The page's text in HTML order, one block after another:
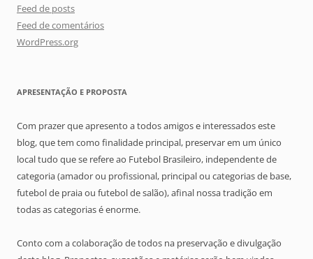
Feed de posts
Feed de comentários
WordPress.org
APRESENTAÇÃO E PROPOSTA
Com prazer que apresento a todos amigos e interessados este
blog, que tem como finalidade principal, preservar em um único
local tudo que se refere ao Futebol Brasileiro, independente de
categoria (amador ou profissional, principal ou categorias de base,
futebol de praia ou futebol de salão), afinal nossa tradição em
todas as categorias é enorme.
Conto com a colaboração de todos na preservação e divulgação